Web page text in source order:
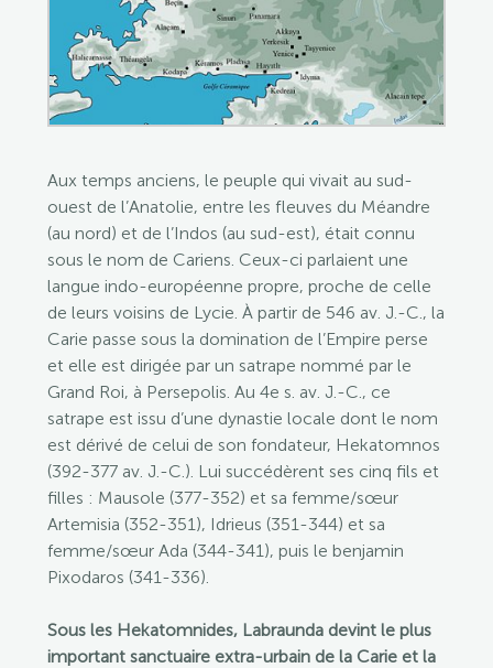
Aux temps anciens, le peuple qui vivait au sud-
ouest de l’Anatolie, entre les fleuves du Méandre
(au nord) et de l’Indos (au sud-est), était connu
sous le nom de Cariens. Ceux-ci parlaient une
langue indo-européenne propre, proche de celle
de leurs voisins de Lycie. À partir de 546 av. J.-C., la
Carie passe sous la domination de l’Empire perse
et elle est dirigée par un satrape nommé par le
Grand Roi, à Persepolis. Au 4e s. av. J.-C., ce
satrape est issu d’une dynastie locale dont le nom
est dérivé de celui de son fondateur, Hekatomnos
(392-377 av. J.-C.). Lui succédèrent ses cinq fils et
filles : Mausole (377-352) et sa femme/sœur
Artemisia (352-351), Idrieus (351-344) et sa
femme/sœur Ada (344-341), puis le benjamin
Pixodaros (341-336).
Sous les Hekatomnides, Labraunda devint le plus
important sanctuaire extra-urbain de la Carie et la